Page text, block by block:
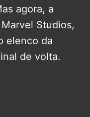
agora, a
Studios,
elenco da
de volta.